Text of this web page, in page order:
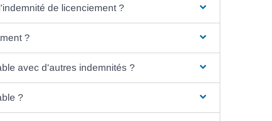
de licenciement ?
?
avec d'autres indemnités ?
?